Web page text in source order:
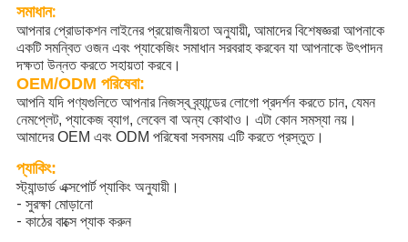
সমাধান:
আপনার প্রোডাকশন লাইনের প্রয়োজনীয়তা অনুযায়ী, আমাদের বিশেষজ্ঞরা আপনাকে
একটি সমন্বিত ওজন এবং প্যাকেজিং সমাধান সরবরাহ করবেন যা আপনাকে উৎপাদন
দক্ষতা উন্নত করতে সহায়তা করবে।
OEM/ODM পরিষেবা:
আপনি যদি পণ্যগুলিতে আপনার নিজস্ব ব্র্যান্ডের লোগো প্রদর্শন করতে চান, যেমন
নেমপ্লেট, প্যাকেজ ব্যাগ, লেবেল বা অন্য কোথাও। এটা কোন সমস্যা নয়।
আমাদের OEM এবং ODM পরিষেবা সবসময় এটি করতে প্রস্তুত।
প্যাকিং:
স্ট্যান্ডার্ড এক্সপোর্ট প্যাকিং অনুযায়ী।
- সুরক্ষা মোড়ানো
- কাঠের বাক্সে প্যাক করুন